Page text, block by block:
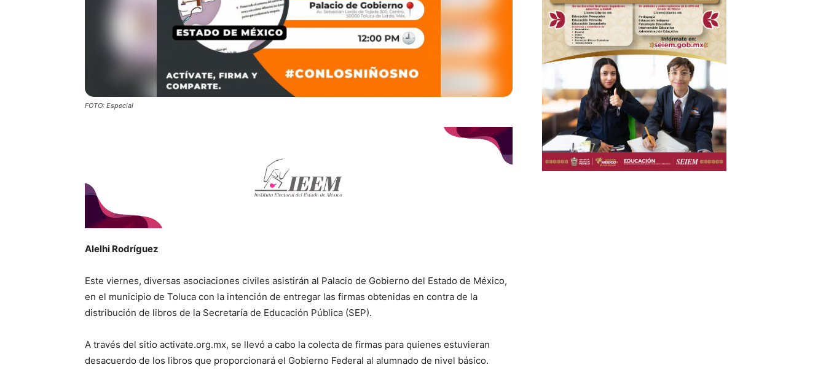
FOTO: Especial
Alelhi Rodríguez
Este viernes, diversas asociaciones civiles asistirán al Palacio de Gobierno del Estado de México,
en el municipio de Toluca con la intención de entregar las firmas obtenidas en contra de la
distribución de libros de la Secretaría de Educación Pública (SEP).
A través del sitio activate.org.mx, se llevó a cabo la colecta de firmas para quienes estuvieran
desacuerdo de los libros que proporcionará el Gobierno Federal al alumnado de nivel básico.